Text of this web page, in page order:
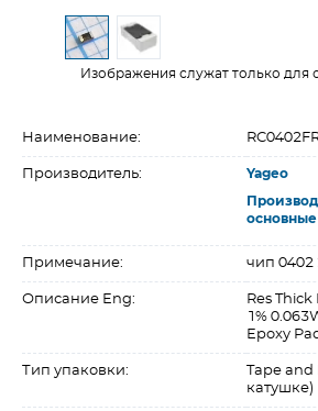
Изображения служат только для
Наименование:
Производитель: Yageo
Примечание: чип 0402
Описание Eng:
Res
1%
Epoxy
Тип упаковки:
Tape and
катушке)